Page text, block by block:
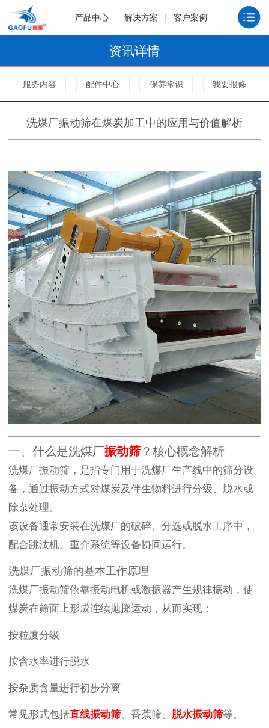
产品中心 解决方案 客户案例
资讯详情
服务内容 配件中心 保养常识 我要报修
洗煤厂振动筛在煤炭加工中的应用与价值解析
一、什么是洗煤厂振动筛 ？核心概念解析
洗煤厂振动筛，是指专门用于洗煤厂生产线中的筛分设
备，通过振动方式对煤炭及伴生物料进行分级、脱水或
除杂处理。
该设备通常安装在洗煤厂的破碎、分选或脱水工序中，
配合跳汰机、重介系统等设备协同运行。
洗煤厂振动筛的基本工作原理
洗煤厂振动筛依靠振动电机或激振器产生规律振动，使
煤炭在筛面上形成连续抛掷运动，从而实现：
按粒度分级
按含水率进行脱水
按杂质含量进行初步分离
常见形式包括直线振动筛、香蕉筛、 脱水振动筛等。